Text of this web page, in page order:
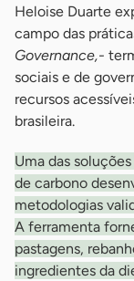
Heloise Duarte
campo das
Governance,-
sociais e de
recursos
brasileira.
Uma das
de carbono
metodologias
A ferramenta
pastagens,
ingredientes da